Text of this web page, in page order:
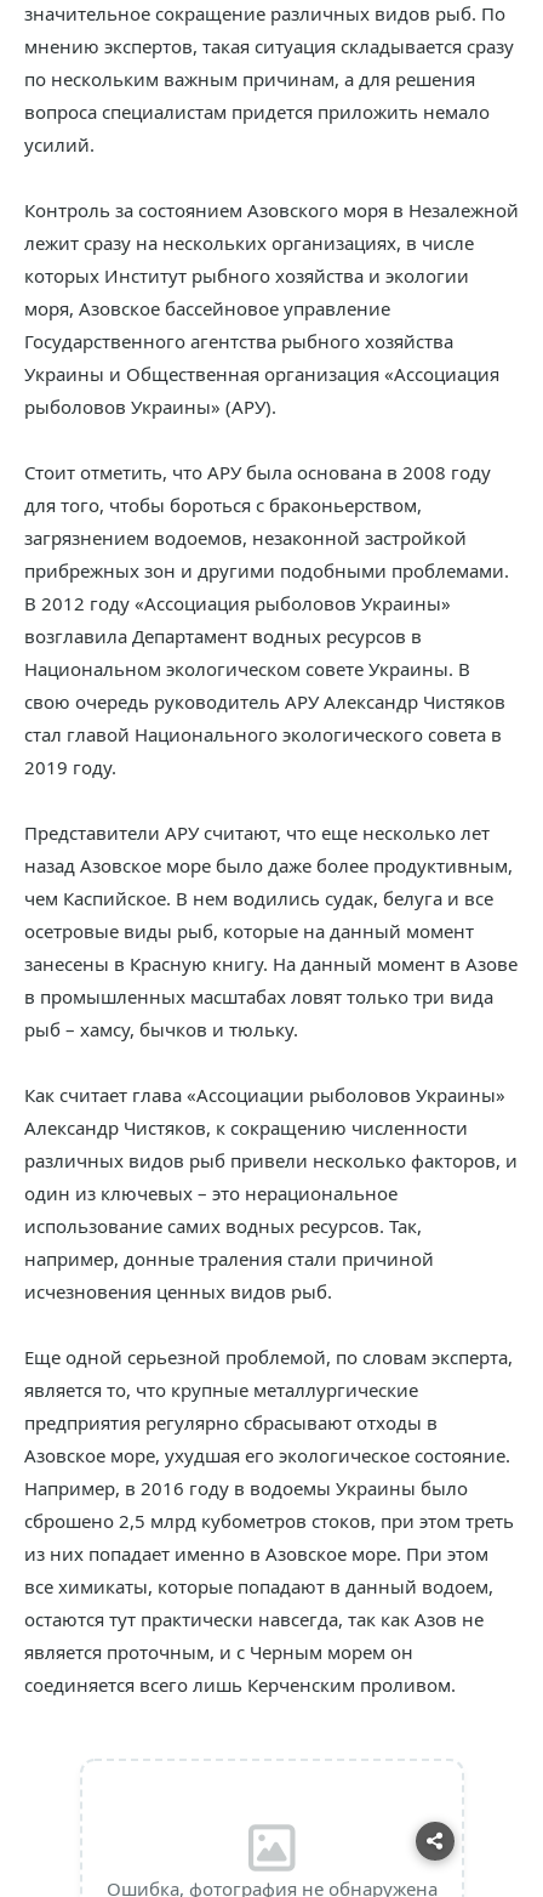
значительное сокращение различных видов рыб. По
мнению экспертов, такая ситуация складывается сразу
по нескольким важным причинам, а для решения
вопроса специалистам придется приложить немало
усилий.
Контроль за состоянием Азовского моря в Незалежной
лежит сразу на нескольких организациях, в числе
которых Институт рыбного хозяйства и экологии
моря, Азовское бассейновое управление
Государственного агентства рыбного хозяйства
Украины и Общественная организация «Ассоциация
рыболовов Украины» (АРУ).
Стоит отметить, что АРУ была основана в 2008 году
для того, чтобы бороться с браконьерством,
загрязнением водоемов, незаконной застройкой
прибрежных зон и другими подобными проблемами.
В 2012 году «Ассоциация рыболовов Украины»
возглавила Департамент водных ресурсов в
Национальном экологическом совете Украины. В
свою очередь руководитель АРУ Александр Чистяков
стал главой Национального экологического совета в
2019 году.
Представители АРУ считают, что еще несколько лет
назад Азовское море было даже более продуктивным,
чем Каспийское. В нем водились судак, белуга и все
осетровые виды рыб, которые на данный момент
занесены в Красную книгу. На данный момент в Азове
в промышленных масштабах ловят только три вида
рыб – хамсу, бычков и тюльку.
Как считает глава «Ассоциации рыболовов Украины»
Александр Чистяков, к сокращению численности
различных видов рыб привели несколько факторов, и
один из ключевых – это нерациональное
использование самих водных ресурсов. Так,
например, донные траления стали причиной
исчезновения ценных видов рыб.
Еще одной серьезной проблемой, по словам эксперта,
является то, что крупные металлургические
предприятия регулярно сбрасывают отходы в
Азовское море, ухудшая его экологическое состояние.
Например, в 2016 году в водоемы Украины было
сброшено 2,5 млрд кубометров стоков, при этом треть
из них попадает именно в Азовское море. При этом
все химикаты, которые попадают в данный водоем,
остаются тут практически навсегда, так как Азов не
является проточным, и с Черным морем он
соединяется всего лишь Керченским проливом.
Ошибка, фотография не обнаружена